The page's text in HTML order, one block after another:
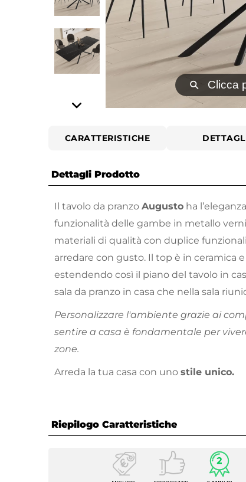
⚲ Clicca
CARATTERISTICHE
Dettagli Prodotto
Il tavolo da pranzo Augusto ha
funzionalità delle gambe in metallo
materiali di qualità con duplice
arredare con gusto. Il top è in ceramica
estendendo così il piano del tavolo in
sala da pranzo in casa che nella sala
Personalizzare l'ambiente grazie ai
sentire a casa è fondamentale per
zone.
Arreda la tua casa con uno stile unico.
Riepilogo Caratteristiche
Caratteristiche